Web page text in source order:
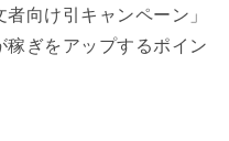
向け引キャンペーン」
ぎをアップするポイン